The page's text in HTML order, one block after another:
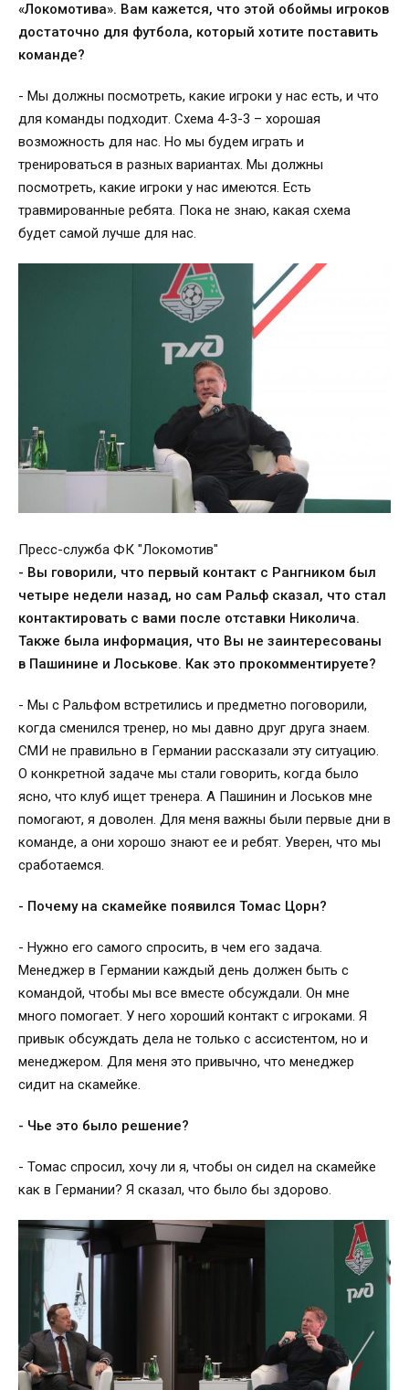
«Локомотива». Вам кажется, что этой обоймы игроков
достаточно для футбола, который хотите поставить
команде?
- Мы должны посмотреть, какие игроки у нас есть, и что
для команды подходит. Схема 4-3-3 – хорошая
возможность для нас. Но мы будем играть и
тренироваться в разных вариантах. Мы должны
посмотреть, какие игроки у нас имеются. Есть
травмированные ребята. Пока не знаю, какая схема
будет самой лучше для нас.
Пресс-служба ФК "Локомотив"
- Вы говорили, что первый контакт с Рангником был
четыре недели назад, но сам Ральф сказал, что стал
контактировать с вами после отставки Николича.
Также была информация, что Вы не заинтересованы
в Пашинине и Лоськове. Как это прокомментируете?
- Мы с Ральфом встретились и предметно поговорили,
когда сменился тренер, но мы давно друг друга знаем.
СМИ не правильно в Германии рассказали эту ситуацию.
О конкретной задаче мы стали говорить, когда было
ясно, что клуб ищет тренера. А Пашинин и Лоськов мне
помогают, я доволен. Для меня важны были первые дни в
команде, а они хорошо знают ее и ребят. Уверен, что мы
сработаемся.
- Почему на скамейке появился Томас Цорн?
- Нужно его самого спросить, в чем его задача.
Менеджер в Германии каждый день должен быть с
командой, чтобы мы все вместе обсуждали. Он мне
много помогает. У него хороший контакт с игроками. Я
привык обсуждать дела не только с ассистентом, но и
менеджером. Для меня это привычно, что менеджер
сидит на скамейке.
- Чье это было решение?
- Томас спросил, хочу ли я, чтобы он сидел на скамейке
как в Германии? Я сказал, что было бы здорово.